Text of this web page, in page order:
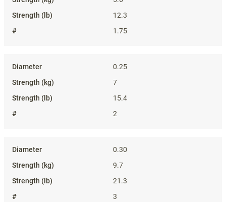
12.3
1.75
0.25
7
15.4
2
0.30
9.7
21.3
3